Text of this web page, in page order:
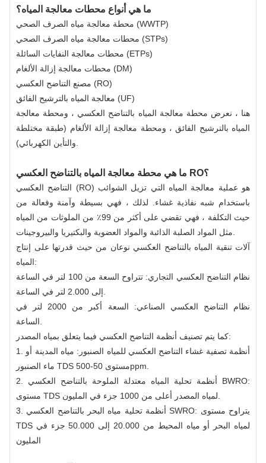
ما هي أنواع محطات معالجة المياه؟
محطة معالجة مياه الصرف الصحي (WWTP)
محطات معالجة مياه الصرف الصحي (STPs)
محطات معالجة النفايات السائلة (ETPs)
محطات معالجة إزالة الألغام (DM)
مصنع التناضح العكسي (RO)
معالجة المياه بالترشيح الفائق (UF)
هنا ، نعرض محطة معالجة المياه بالتناضح العكسي ، ومحطة معالجة
المياه بالترشيح الفائق ، ومحطة معالجة إزالة الألغام (طبقة مختلطة
ما هي محطة معالجة المياه بالتناضح العكسي RO؟
التناضح العكسي (RO) هو عملية معالجة المياه التي تزيل الشوائب
باستخدام شبه نفاذيةغشاء . لذلك ، فهي بسيطة وآمنة وفعالة من
حيث التكلفة ، فهي تقضي على أكثر من 99٪ من الملوثات من المياه
آلات تنقية المياه بالتناضح العكسي نوعان من حيث قدرتها على إنتاج
المياه:
نظام التناضح العكسي التجاري: تتراوح السعة من 100 لتر في الساعة
نظام التناضح العكسي الصناعي: السعة أكبر من 2000 لتر في
كما يتم تصنيف أنظمة التناضح العكسي فيما يتعلق بمياه المصدر:
1. أنظمة تصفية غشاء التناضح العكسي للمياه الصنبور: مياه المدينة أو
ماء الصنبور TDS مستوى 50-500ppm.
2. أنظمة تحلية المياه معتدلة الملوحة بالتناضح العكسي BWRO:
3. أنظمة تحلية مياه البحر بالتناضح العكسي SWRO: يتراوح مستوى
TDS لمياه البحر أو مياه المحيط من 20.000 إلى 50.000 جزء في
المليون